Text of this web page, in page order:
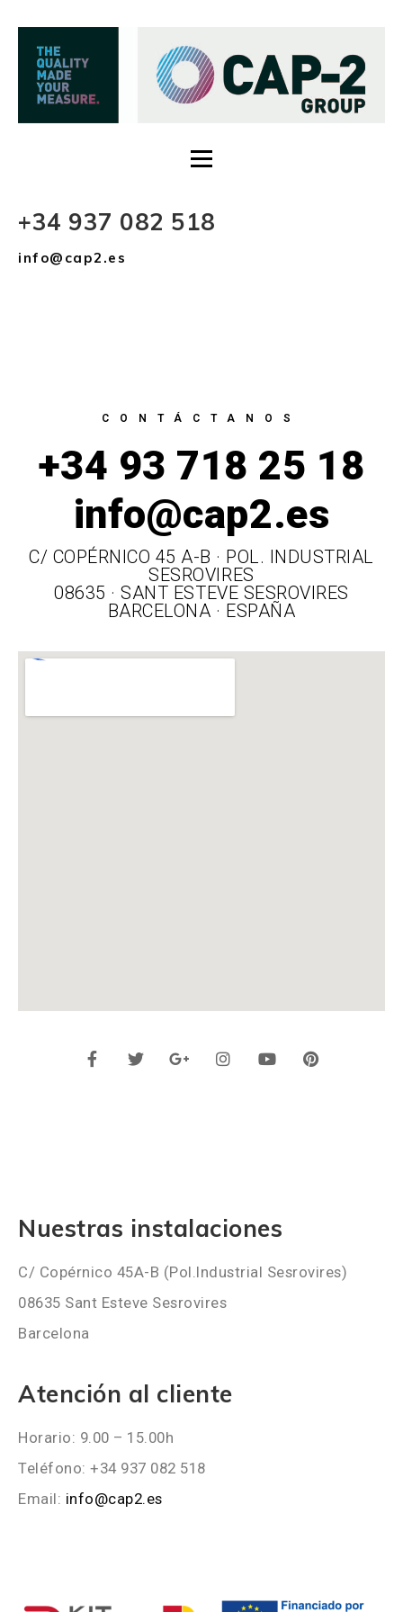
+34 937 082 518
info@cap2.es
CONTÁCTANOS
+34 93 718 25 18
info@cap2.es
C/ COPÉRNICO 45 A-B · POL. INDUSTRIAL
SESROVIRES
08635 · SANT ESTEVE SESROVIRES
BARCELONA · ESPAÑA
Nuestras instalaciones
C/ Copérnico 45A-B (Pol.Industrial Sesrovires)
08635 Sant Esteve Sesrovires
Barcelona
Atención al cliente
Horario: 9.00 – 15.00h
Teléfono: +34 937 082 518
Email: info@cap2.es